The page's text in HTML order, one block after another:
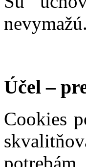
Účel –
Cookies